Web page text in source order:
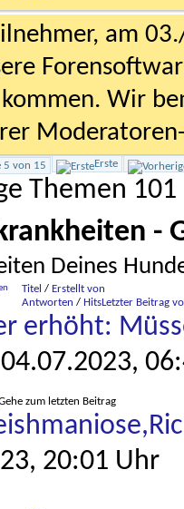
am
Wir
5 von 15 Erste
Themen
-
Deines
Titel / Erstellt von
Antworten / HitsLetzter Beitrag
erhöht:
20:01 Uhr